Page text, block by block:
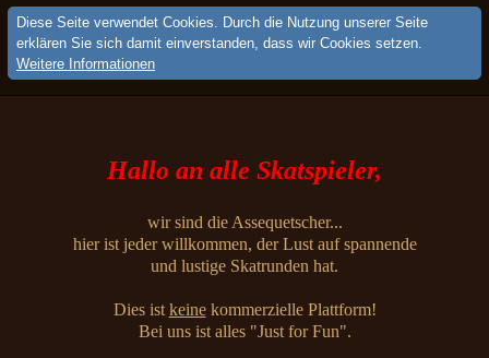
Diese Seite verwendet Cookies. Durch die Nutzung unserer Seite
erklären Sie sich damit einverstanden, dass wir Cookies setzen.
Weitere Informationen
Hallo an alle Skatspieler,
wir sind die Assequetscher...
hier ist jeder willkommen, der Lust auf spannende
und lustige Skatrunden hat.
Dies ist keinekommerzielle Plattform!
Bei uns ist alles "Just for Fun".